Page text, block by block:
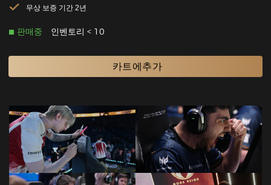
무상 보증 기간 2년
판매중 인벤토리 < 10
카트에추가